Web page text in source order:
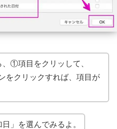
、①項目をクリッして、
をクリックすれば、項目が
」を選んでみるよ。